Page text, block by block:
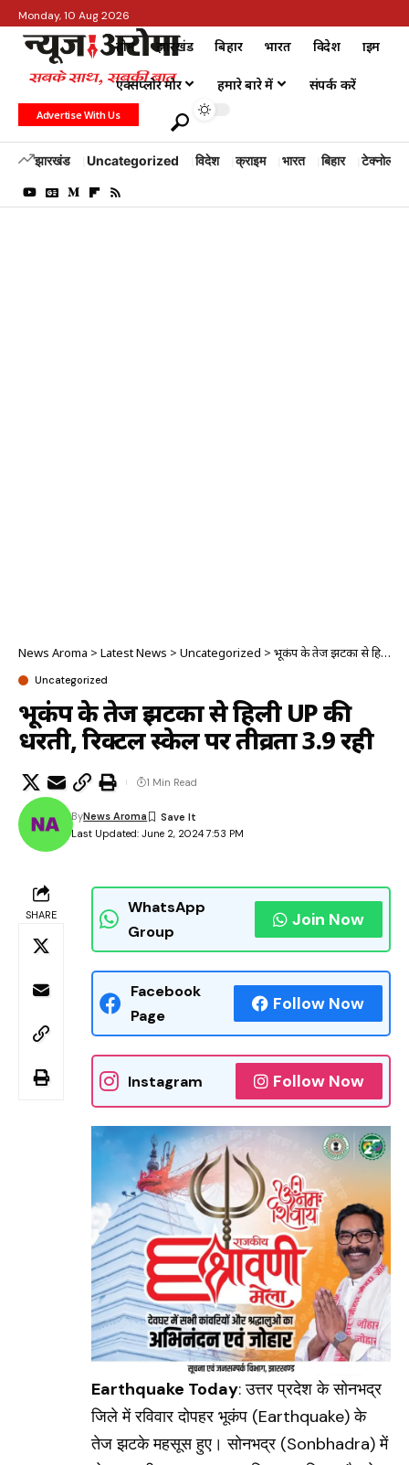
Monday, 10 Aug 2026
होम झारखंड बिहार भारत विदेश क्राइम
एक्सप्लोर मोर हमारे बारे में संपर्क करें
Advertise With Us
झारखंड Uncategorized विदेश क्राइम भारत बिहार टेक्नोलॉजी
News Aroma > Latest News > Uncategorized > भूकंप के तेज झटकों से हिली UP की धरती, रिक्टल स्केल पर तीव्रता 3.9 रही
Uncategorized
भूकंप के तेज झटकों से हिली UP की
धरती, रिक्टल स्केल पर तीव्रता 3.9 रही
Last Updated: June 2, 2024 7:53 PM
ByNews Aroma
1 Min Read
SHARE
WhatsApp
Group
Join Now
Facebook
Page
Follow Now
Instagram Follow Now
Earthquake Today: उत्तर प्रदेश के सोनभद्र
जिले में रविवार दोपहर भूकंप (Earthquake) के
तेज झटके महसूस हुए। सोनभद्र (Sonbhadra) में